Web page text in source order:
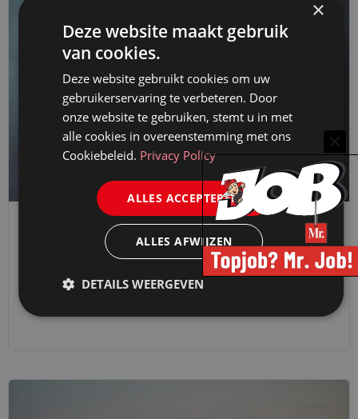
VAN DE AMBASSADEURS
DE OMSTREDEN CANADESE IMPORTMETHODE DIE
TEKEN- EN ACTIEFILMSCENARIO’S OPLEVERT
11 december 2020
×
Deze website maakt gebruik
van cookies.
Deze website gebruikt cookies om uw
gebruikerservaring te verbeteren. Door
onze website te gebruiken, stemt u in met
alle cookies in overeenstemming met ons
Cookiebeleid. Privacy Policy
ALLES ACCEPTEREN
ALLES AFWIJZEN
DETAILS WEERGEVEN